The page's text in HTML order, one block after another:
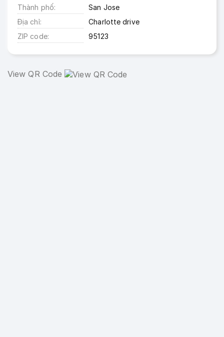
Thành phố
San Jose
Địa chỉ
Charlotte drive
ZIP code
95123
View QR Code